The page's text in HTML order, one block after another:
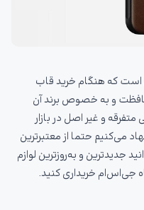
است که هنگام خرید قاب
و به خصوص برند آن
متفرقه و غیر اصل در بازار
می‌کنیم حتما از معتبرترین
جدیدترین و به‌روزترین لوازم
جی‌اس‌ام خریداری کنید.